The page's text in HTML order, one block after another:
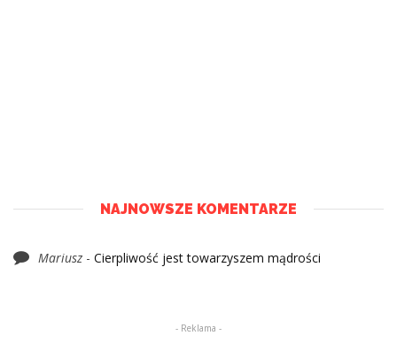
NAJNOWSZE KOMENTARZE
Mariusz - Cierpliwość jest towarzyszem mądrości
- Reklama -